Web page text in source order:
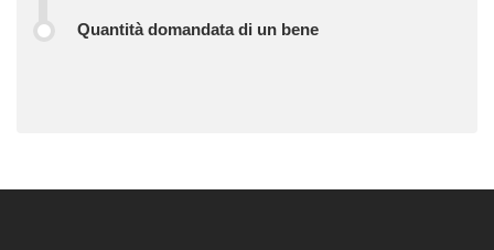
Quantità domandata di un bene